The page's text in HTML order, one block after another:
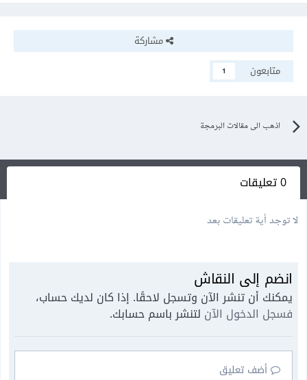
مشاركة
متابعون
1
اذهب الى مقالات البرمجة
0 تعليقات
لا توجد أية تعليقات بعد
انضم إلى النقاش
يمكنك أن تنشر الآن وتسجل لاحقًا. إذا كان لديك حساب،
فسجل الدخول الآن لتنشر باسم حسابك.
أضف تعليق